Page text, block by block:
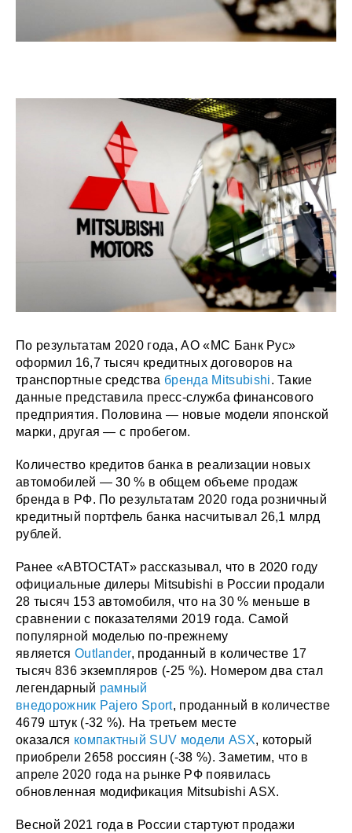
По результатам 2020 года, АО «МС Банк Рус»
оформил 16,7 тысяч кредитных договоров на
транспортные средства бренда Mitsubishi. Такие
данные представила пресс-служба финансового
предприятия. Половина — новые модели японской
марки, другая — с пробегом.
Количество кредитов банка в реализации новых
автомобилей — 30 % в общем объеме продаж
бренда в РФ. По результатам 2020 года розничный
кредитный портфель банка насчитывал 26,1 млрд
рублей.
Ранее «АВТОСТАТ» рассказывал, что в 2020 году
официальные дилеры Mitsubishi в России продали
28 тысяч 153 автомобиля, что на 30 % меньше в
сравнении с показателями 2019 года. Самой
популярной моделью по-прежнему
является Outlander, проданный в количестве 17
тысяч 836 экземпляров (-25 %). Номером два стал
легендарный рамный
внедорожник Pajero Sport, проданный в количестве
4679 штук (-32 %). На третьем месте
оказался компактный SUV модели ASX, который
приобрели 2658 россиян (-38 %). Заметим, что в
апреле 2020 года на рынке РФ появилась
обновленная модификация Mitsubishi ASX.
Весной 2021 года в России стартуют продажи